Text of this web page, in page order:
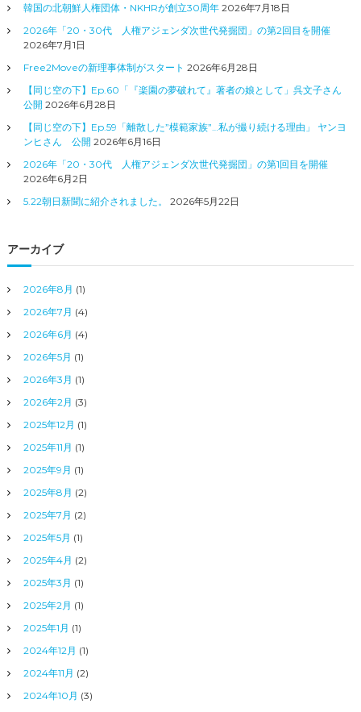
韓国の北朝鮮人権団体・NKHRが創立30周年 2026年7月18日
2026年「20・30代 人権アジェンダ次世代発掘団」の第2回目を開催
2026年7月1日
Free2Moveの新理事体制がスタート 2026年6月28日
【同じ空の下】Ep.60「『楽園の夢破れて』著者の娘として」呉文子さん
公開 2026年6月28日
【同じ空の下】Ep.59「離散した”模範家族”…私が撮り続ける理由」 ヤンヨ
ンヒさん 公開 2026年6月16日
2026年「20・30代 人権アジェンダ次世代発掘団」の第1回目を開催
2026年6月2日
5.22朝日新聞に紹介されました。
2026年5月22日
アーカイブ
2026年8月 (1)
2026年7月 (4)
2026年6月 (4)
2026年5月 (1)
2026年3月 (1)
2026年2月 (3)
2025年12月 (1)
2025年11月 (1)
2025年9月 (1)
2025年8月 (2)
2025年7月 (2)
2025年5月 (1)
2025年4月 (2)
2025年3月 (1)
2025年2月 (1)
2025年1月 (1)
2024年12月 (1)
2024年11月 (2)
2024年10月 (3)